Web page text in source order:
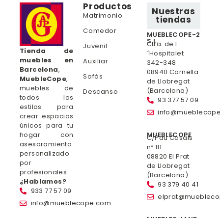
Tienda de
muebles en
Barcelona,
MuebleCope,
muebles de
todos los
estilos para
crear espacios
únicos para tu
hogar con
asesoramiento
personalizado
por
profesionales.
¿Hablamos?
933 77 57 09
info@mueblecope.com
Productos
Matrimonio
Comedor
Juvenil
Auxiliar
Sofás
Descanso
Nuestras
tiendas
MUEBLECOPE-2
S.L.
Ctra. de l
´Hospitalet
342-348
08940 Cornella
de Llobregat
(Barcelona)
93 377 57 09
MUEBLECOPE
C/Pau Casals
nº 111
08820 El Prat
de Llobregat
(Barcelona)
93 379 40 41